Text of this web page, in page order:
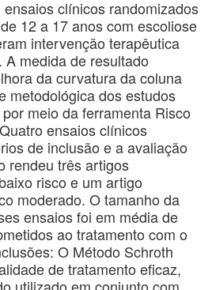
clínicos randomizados
12 a 17 anos com escoliose
intervenção terapêutica
medida de resultado
da curvatura da coluna
metodológica dos estudos
meio da ferramenta Risco
ensaios clínicos
de inclusão e a avaliação
rendeu três artigos
risco e um artigo
moderado. O tamanho da
ensaios foi em média de
ao tratamento com o
O Método Schroth
de tratamento eficaz,